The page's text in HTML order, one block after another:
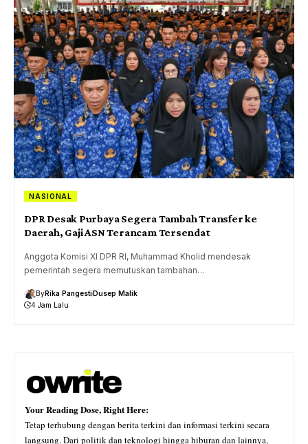
NASIONAL
DPR Desak Purbaya Segera Tambah Transfer ke
Daerah, Gaji ASN Terancam Tersendat
Anggota Komisi XI DPR RI, Muhammad Kholid mendesak
pemerintah segera memutuskan tambahan…
ByRika PangestiDusep Malik
4 Jam Lalu
Your Reading Dose, Right Here:
Tetap terhubung dengan berita terkini dan informasi terkini secara
langsung. Dari politik dan teknologi hingga hiburan dan lainnya,